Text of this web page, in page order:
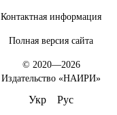
Контактная информация
Полная версия сайта
© 2020—2026
Издательство «НАИРИ»
Укр Рус